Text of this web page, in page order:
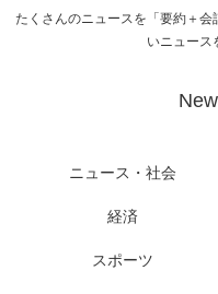
たくさんのニュースを「要約＋
いニュース
ニュース・社会
経済
スポーツ